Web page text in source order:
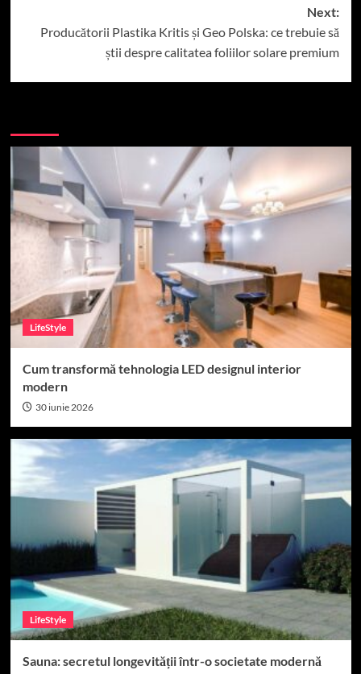
Next:
Producătorii Plastika Kritis și Geo Polska: ce trebuie să
știi despre calitatea foliilor solare premium
LifeStyle
Cum transformă tehnologia LED designul interior
modern
30 iunie 2026
LifeStyle
Sauna: secretul longevității într-o societate modernă